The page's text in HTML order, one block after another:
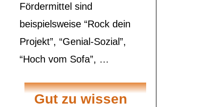
Fördermittel sind
beispielsweise “Rock dein
Projekt”, “Genial-Sozial”,
“Hoch vom Sofa”, …
Gut zu wissen